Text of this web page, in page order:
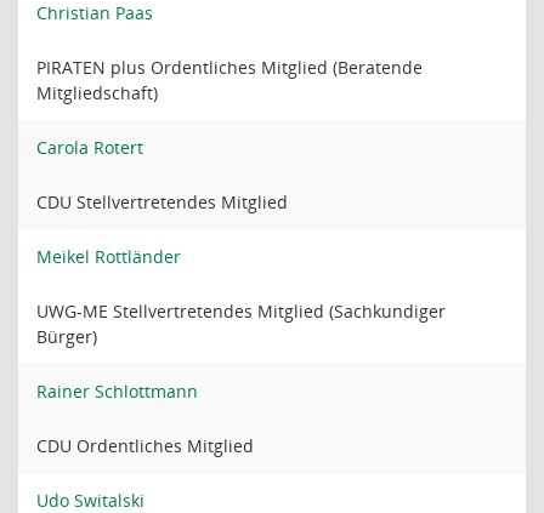
Christian Paas
PIRATEN plus Ordentliches Mitglied (Beratende
Mitgliedschaft)
Carola Rotert
CDU Stellvertretendes Mitglied
Meikel Rottländer
UWG-ME Stellvertretendes Mitglied (Sachkundiger
Bürger)
Rainer Schlottmann
CDU Ordentliches Mitglied
Udo Switalski